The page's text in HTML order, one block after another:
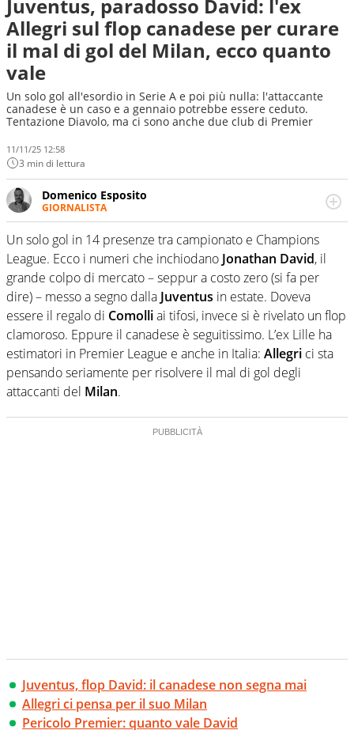
Juventus, paradosso David: l'ex
Allegri sul flop canadese per curare
il mal di gol del Milan, ecco quanto
vale
Un solo gol all'esordio in Serie A e poi più nulla: l'attaccante
canadese è un caso e a gennaio potrebbe essere ceduto.
Tentazione Diavolo, ma ci sono anche due club di Premier
11/11/25 12:58
3 min di lettura
Domenico Esposito
GIORNALISTA
Da vent’anni in campo e sul campo per vivere ogni evento
in tutte le sue sfaccettature. Passione smisurata per il
calcio e per la sfera di cuoio. Il pallone è una cosa
serissima, guai a dirgli di no
Un solo gol in 14 presenze tra campionato e Champions
League. Ecco i numeri che inchiodano Jonathan David, il
grande colpo di mercato – seppur a costo zero (si fa per
dire) – messo a segno dalla Juventus in estate. Doveva
essere il regalo di Comolliai tifosi, invece si è rivelato un flop
clamoroso. Eppure il canadese è seguitissimo. L’ex Lille ha
estimatori in Premier League e anche in Italia: Allegri ci sta
pensando seriamente per risolvere il mal di gol degli
attaccanti del Milan.
Juventus, flop David: il canadese non segna mai
Allegri ci pensa per il suo Milan
Pericolo Premier: quanto vale David